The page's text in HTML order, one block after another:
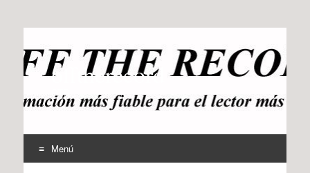
offtherecord
OTR
Menú